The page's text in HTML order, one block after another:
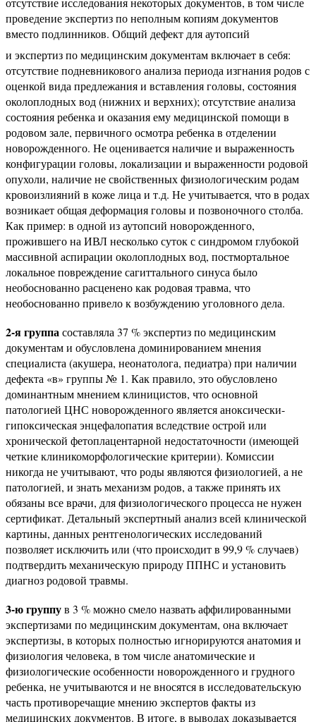
проведение экспертиз по неполным копиям документов
вместо подлинников. Общий дефект для аутопсий
и экспертиз по медицинским документам включает в себя:
отсутствие подневникового анализа периода изгнания родов с
оценкой вида предлежания и вставления головы, состояния
околоплодных вод (нижних и верхних); отсутствие анализа
состояния ребенка и оказания ему медицинской помощи в
родовом зале, первичного осмотра ребенка в отделении
новорожденного. Не оценивается наличие и выраженность
конфигурации головы, локализации и выраженности родовой
опухоли, наличие не свойственных физиологическим родам
кровоизлияний в коже лица и т.д. Не учитывается, что в родах
возникает общая деформация головы и позвоночного столба.
Как пример: в одной из аутопсий новорожденного,
прожившего на ИВЛ несколько суток с синдромом глубокой
массивной аспирации околоплодных вод, постмортальное
локальное повреждение сагиттального синуса было
необоснованно расценено как родовая травма, что
необоснованно привело к возбуждению уголовного дела.
2-я группасоставляла 37 % экспертиз по медицинским
документам и обусловлена доминированием мнения
специалиста (акушера, неонатолога, педиатра) при наличии
дефекта «в» группы № 1. Как правило, это обусловлено
доминантным мнением клиницистов, что основной
патологией ЦНС новорожденного является аноксически-
гипоксическая энцефалопатия вследствие острой или
хронической фетоплацентарной недостаточности (имеющей
четкие клиникоморфологические критерии). Комиссии
никогда не учитывают, что роды являются физиологией, а не
патологией, и знать механизм родов, а также принять их
обязаны все врачи, для физиологического процесса не нужен
сертификат. Детальный экспертный анализ всей клинической
картины, данных рентгенологических исследований
позволяет исключить или (что происходит в 99,9 % случаев)
подтвердить механическую природу ППНС и установить
диагноз родовой травмы.
3-ю группув 3 % можно смело назвать аффилированными
экспертизами по медицинским документам, она включает
экспертизы, в которых полностью игнорируются анатомия и
физиология человека, в том числе анатомические и
физиологические особенности новорожденного и грудного
ребенка, не учитываются и не вносятся в исследовательскую
часть противоречащие мнению экспертов факты из
медицинских документов. В итоге, в выводах доказывается